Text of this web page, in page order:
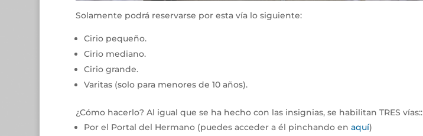
Solamente podrá reservarse por esta vía lo siguiente:
Cirio pequeño.
Cirio mediano.
Cirio grande.
Varitas (solo para menores de 10 años).
¿Cómo hacerlo? Al igual que se ha hecho con las insignias, se habilitan TRES vías::
Por el Portal del Hermano (puedes acceder a él pinchando en aquí)